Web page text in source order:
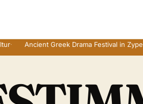
Ancient Greek Drama Festival in Zyperns